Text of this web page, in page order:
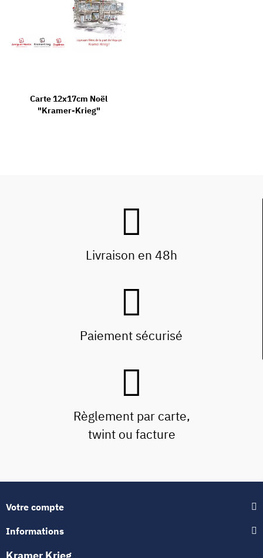
Carte 12x17cm Noël
"Kramer-Krieg"
Livraison en 48h
Paiement sécurisé
Règlement par carte,
twint ou facture
Votre compte
Informations